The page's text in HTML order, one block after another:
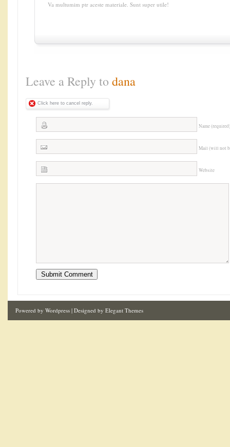
Va multumim ptr aceste materiale. Sunt super utile!
Leave a Reply to dana
Click here to cancel reply.
Name (required)
Mail (will not
Website
Powered by Wordpress | Designed by Elegant Themes